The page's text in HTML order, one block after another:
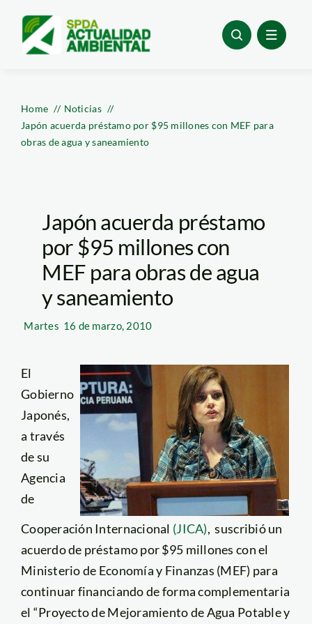
content
Home
Noticias
Japón acuerda préstamo por $95 millones con MEF para
obras de agua y saneamiento
Japón acuerda préstamo
por $95 millones con
MEF para obras de agua
y saneamiento
Martes 16 de marzo, 2010
El
Gobierno
Japonés,
a través
de su
Agencia
de
Cooperación Internacional (JICA), suscribió un
acuerdo de préstamo por $95 millones con el
Ministerio de Economía y Finanzas (MEF) para
continuar financiando de forma complementaria
el “Proyecto de Mejoramiento de Agua Potable y